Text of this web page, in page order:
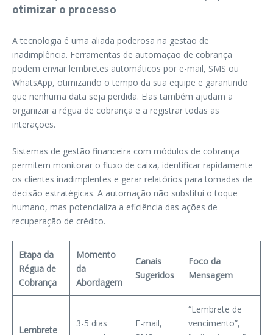
otimizar o processo
A tecnologia é uma aliada poderosa na gestão de
inadimplência. Ferramentas de automação de cobrança
podem enviar lembretes automáticos por e-mail, SMS ou
WhatsApp, otimizando o tempo da sua equipe e garantindo
que nenhuma data seja perdida. Elas também ajudam a
organizar a régua de cobrança e a registrar todas as
interações.
Sistemas de gestão financeira com módulos de cobrança
permitem monitorar o fluxo de caixa, identificar rapidamente
os clientes inadimplentes e gerar relatórios para tomadas de
decisão estratégicas. A automação não substitui o toque
humano, mas potencializa a eficiência das ações de
recuperação de crédito.
Etapa da
Régua de
Cobrança
Momento
da
Abordagem
Canais
Sugeridos
Foco da
Mensagem
Lembrete
3-5 dias
E-mail,
“Lembrete de
vencimento”,